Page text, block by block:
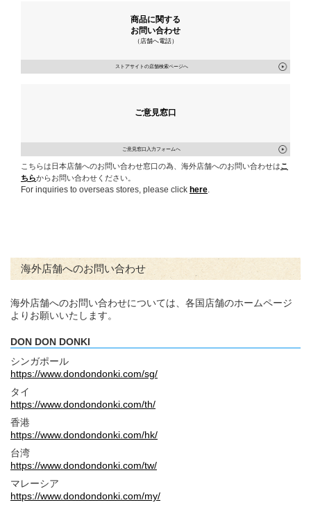
商品に関する
お問い合わせ
（店舗へ電話）
ストアサイトの店舗検索ページへ
ご意見窓口
ご意見窓口入力フォームへ
こちらは日本店舗へのお問い合わせ窓口の為、海外店舗へのお問い合わせはこ
ちらからお問い合わせください。
For inquiries to overseas stores, please click here.
海外店舗へのお問い合わせ
海外店舗へのお問い合わせについては、各国店舗のホームページ
よりお願いいたします。
DON DON DONKI
シンガポール
https://www.dondondonki.com/sg/
タイ
https://www.dondondonki.com/th/
香港
https://www.dondondonki.com/hk/
台湾
https://www.dondondonki.com/tw/
マレーシア
https://www.dondondonki.com/my/